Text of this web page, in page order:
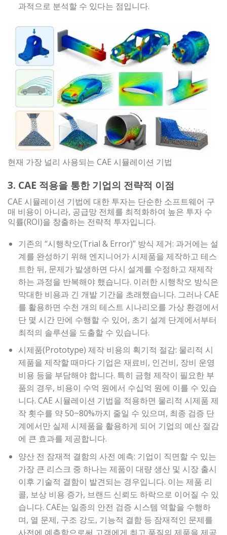
과적으로 분석할 수 있다는 점입니다.
현재 가장 널리 사용되는 CAE 시뮬레이션 기법
3. CAE 적용을 통한 기업의 전략적 이점
CAE 시뮬레이션 기법에 대한 투자는 단순한 소프트웨어 구
매 비용이 아니라, 공급망 전체를 최적화하여 높은 투자 수
익률(ROI)을 창출하는 전략적 투자입니다.
기존의 “시행착오(Trial & Error)” 방식 제거: 과거에는 설
계를 완성하기 위해 엔지니어가 시제품을 제작하고 테스
트한 뒤, 문제가 발생하면 다시 설계를 수정하고 재제작
하는 과정을 반복해야 했습니다. 이러한 시행착오 방식은
막대한 비용과 긴 개발 기간을 초래했습니다. 그러나 CAE
를 활용하면 수천 개의 테스트 시나리오를 가상 환경에서
단 몇 시간 만에 수행할 수 있어, 초기 설계 단계에서부터
최적의 솔루션을 도출할 수 있습니다.
시제품(Prototype) 제작 비용의 획기적 절감: 물리적 시
제품을 제작할 때마다 기업은 재료비, 인건비, 장비 운영
비용 등을 부담해야 합니다. 특히 금형 제작이 필요한 부
품의 경우, 비용이 수억 원에서 수십억 원에 이를 수 있습
니다. CAE 시뮬레이션 기법을 적용하면 물리적 시제품 제
작 횟수를 약 50~80%까지 줄일 수 있으며, 최종 검증 단
계에서만 실제 시제품을 활용하게 되어 기업의 예산 절감
에 큰 효과를 제공합니다.
양산 전 잠재적 결함의 사전 예측: 기업이 직면할 수 있는
가장 큰 리스크 중 하나는 제품이 대량 생산 및 시장 출시
이후 기술적 결함이 발견되는 경우입니다. 이는 제품 리
콜, 보상 비용 증가, 브랜드 신뢰도 하락으로 이어질 수 있
습니다. CAE는 일종의 안전 검증 시스템 역할을 수행하
며, 열 문제, 구조 강도, 기능적 결함 등 잠재적인 문제를
사전에 예측함으로써 고객에게 최고 품질의 제품을 제공